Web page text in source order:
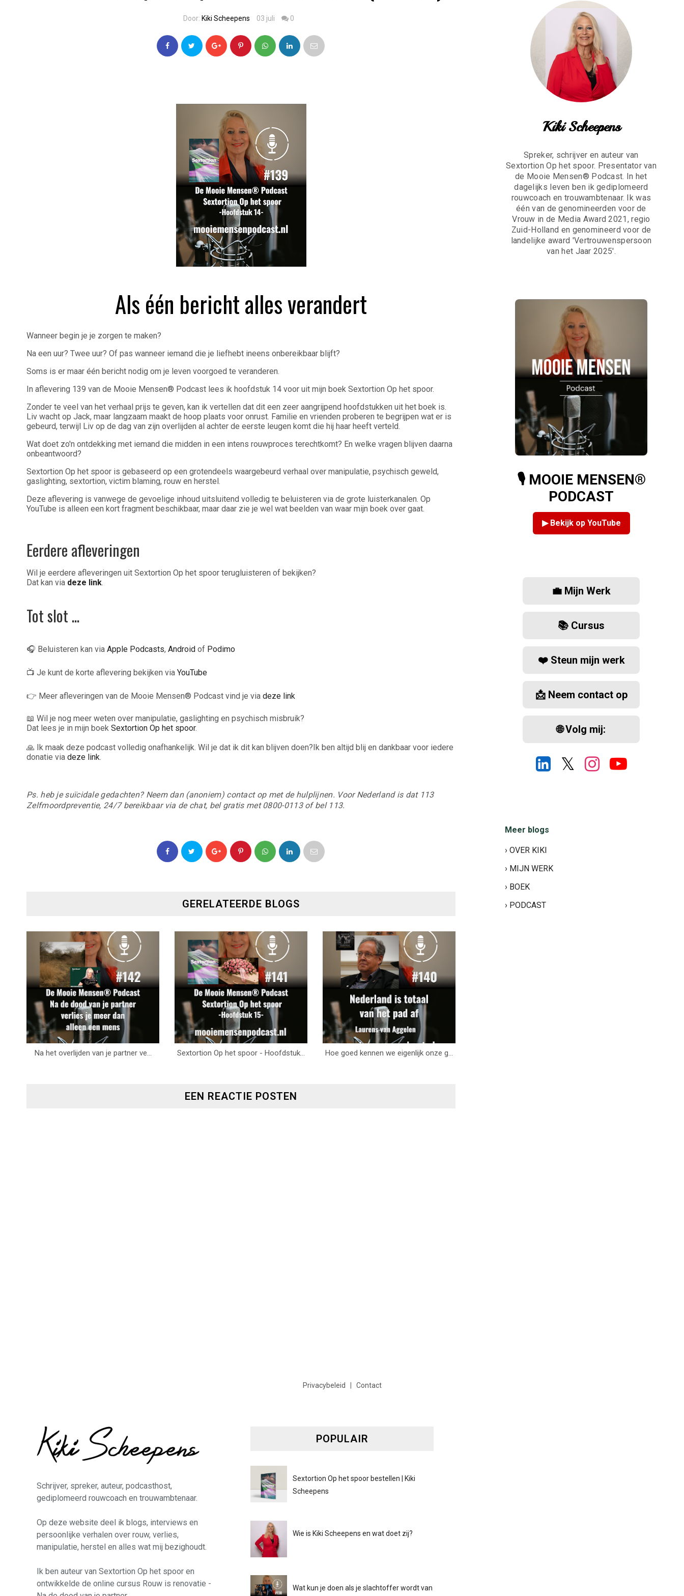
Door: Kiki Scheepens 03 juli 0
Als één bericht alles verandert
Wanneer begin je je zorgen te maken?
Na een uur? Twee uur? Of pas wanneer iemand die je liefhebt ineens onbereikbaar blijft?
Soms is er maar één bericht nodig om je leven voorgoed te veranderen.
In aflevering 139 van de Mooie Mensen® Podcast lees ik hoofdstuk 14 voor uit mijn boek Sextortion Op het spoor.
Zonder te veel van het verhaal prijs te geven, kan ik vertellen dat dit een zeer aangrijpend hoofdstukken uit het boek is.
Liv wacht op Jack, maar langzaam maakt de hoop plaats voor onrust. Familie en vrienden proberen te begrijpen wat er is
gebeurd, terwijl Liv op de dag van zijn overlijden al achter de eerste leugen komt die hij haar heeft verteld.
Wat doet zo'n ontdekking met iemand die midden in een intens rouwproces terechtkomt? En welke vragen blijven daarna
onbeantwoord?
Sextortion Op het spoor is gebaseerd op een grotendeels waargebeurd verhaal over manipulatie, psychisch geweld,
gaslighting, sextortion, victim blaming, rouw en herstel.
Deze aflevering is vanwege de gevoelige inhoud uitsluitend volledig te beluisteren via de grote luisterkanalen. Op
YouTube is alleen een kort fragment beschikbaar, maar daar zie je wel wat beelden van waar mijn boek over gaat.
Eerdere afleveringen
Wil je eerdere afleveringen uit Sextortion Op het spoor terugluisteren of bekijken?
Dat kan via deze link.
Tot slot ...
🎧 Beluisteren kan via Apple Podcasts, Android of Podimo
📺 Je kunt de korte aflevering bekijken via YouTube
👉 Meer afleveringen van de Mooie Mensen® Podcast vind je via deze link
📖 Wil je nog meer weten over manipulatie, gaslighting en psychisch misbruik?
Dat lees je in mijn boek Sextortion Op het spoor.
🙏 Ik maak deze podcast volledig onafhankelijk. Wil je dat ik dit kan blijven doen?Ik ben altijd blij en dankbaar voor iedere
donatie via deze link.
Ps. heb je suïcidale gedachten? Neem dan (anoniem) contact op met de hulplijnen. Voor Nederland is dat 113
Zelfmoordpreventie, 24/7 bereikbaar via de chat, bel gratis met 0800-0113 of bel 113.
GERELATEERDE BLOGS
Na het overlijden van je partner ve... Sextortion Op het spoor - Hoofdstuk... Hoe goed kennen we eigenlijk onze g...
EEN REACTIE POSTEN
Kiki Scheepens
Spreker, schrijver en auteur van
Sextortion Op het spoor. Presentator van
de Mooie Mensen® Podcast. In het
dagelijks leven ben ik gediplomeerd
rouwcoach en trouwambtenaar. Ik was
één van de genomineerden voor de
Vrouw in de Media Award 2021, regio
Zuid-Holland en genomineerd voor de
landelijke award 'Vertrouwenspersoon
van het Jaar 2025'.
🎙️ MOOIE MENSEN®
PODCAST
▶ Bekijk op YouTube
💼 Mijn Werk
📚 Cursus
❤️ Steun mijn werk
📩 Neem contact op
🌐 Volg mij:
𝕏
Meer blogs
› OVER KIKI
› MIJN WERK
› BOEK
› PODCAST
Privacybeleid Contact
Schrijver, spreker, auteur, podcasthost,
gediplomeerd rouwcoach en trouwambtenaar.
Op deze website deel ik blogs, interviews en
persoonlijke verhalen over rouw, verlies,
manipulatie, herstel en alles wat mij bezighoudt.
Ik ben auteur van Sextortion Op het spoor en
ontwikkelde de online cursus Rouw is renovatie -
POPULAIR
Sextortion Op het spoor bestellen | Kiki
Scheepens
Wie is Kiki Scheepens en wat doet zij?
Wat kun je doen als je slachtoffer wordt van